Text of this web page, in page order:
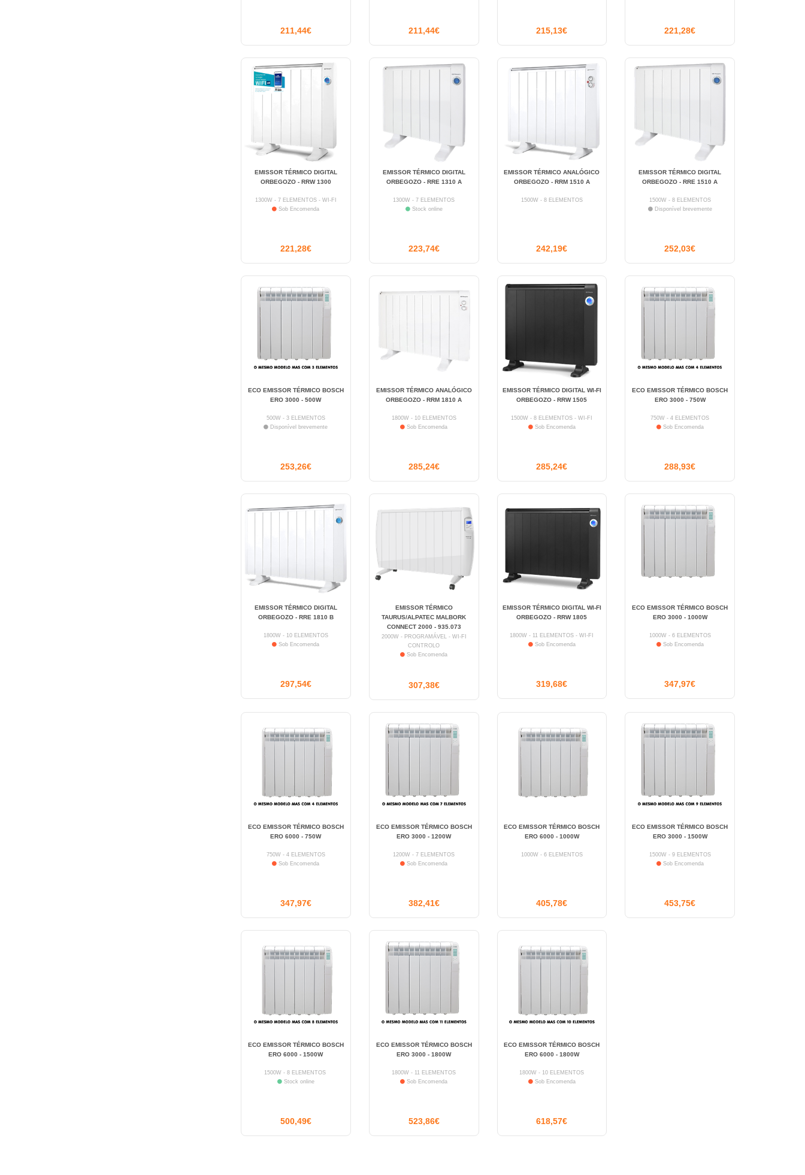
211,44€ 211,44€ 215,13€ 221,28€
EMISSOR TÉRMICO DIGITAL
ORBEGOZO - RRW 1300
1300W - 7 ELEMENTOS - WI-FI
Sob Encomenda
221,28€
EMISSOR TÉRMICO DIGITAL
ORBEGOZO - RRE 1310 A
1300W - 7 ELEMENTOS
Stock online
223,74€
EMISSOR TÉRMICO ANALÓGICO
ORBEGOZO - RRM 1510 A
1500W - 8 ELEMENTOS
242,19€
EMISSOR TÉRMICO DIGITAL
ORBEGOZO - RRE 1510 A
1500W - 8 ELEMENTOS
Disponível brevemente
252,03€
ECO EMISSOR TÉRMICO BOSCH
ERO 3000 - 500W
500W - 3 ELEMENTOS
Disponível brevemente
253,26€
EMISSOR TÉRMICO ANALÓGICO
ORBEGOZO - RRM 1810 A
1800W - 10 ELEMENTOS
Sob Encomenda
285,24€
EMISSOR TÉRMICO DIGITAL WI-FI
ORBEGOZO - RRW 1505
1500W - 8 ELEMENTOS - WI-FI
Sob Encomenda
285,24€
ECO EMISSOR TÉRMICO BOSCH
ERO 3000 - 750W
750W - 4 ELEMENTOS
Sob Encomenda
288,93€
EMISSOR TÉRMICO DIGITAL
ORBEGOZO - RRE 1810 B
1800W - 10 ELEMENTOS
Sob Encomenda
297,54€
EMISSOR TÉRMICO
TAURUS/ALPATEC MALBORK
CONNECT 2000 - 935.073
2000W - PROGRAMÁVEL - WI-FI
CONTROLO
Sob Encomenda
307,38€
EMISSOR TÉRMICO DIGITAL WI-FI
ORBEGOZO - RRW 1805
1800W - 11 ELEMENTOS - WI-FI
Sob Encomenda
319,68€
ECO EMISSOR TÉRMICO BOSCH
ERO 3000 - 1000W
1000W - 6 ELEMENTOS
Sob Encomenda
347,97€
ECO EMISSOR TÉRMICO BOSCH
ERO 6000 - 750W
750W - 4 ELEMENTOS
Sob Encomenda
347,97€
ECO EMISSOR TÉRMICO BOSCH
ERO 3000 - 1200W
1200W - 7 ELEMENTOS
Sob Encomenda
382,41€
ECO EMISSOR TÉRMICO BOSCH
ERO 6000 - 1000W
1000W - 6 ELEMENTOS
405,78€
ECO EMISSOR TÉRMICO BOSCH
ERO 3000 - 1500W
1500W - 9 ELEMENTOS
Sob Encomenda
453,75€
ECO EMISSOR TÉRMICO BOSCH
ERO 6000 - 1500W
1500W - 8 ELEMENTOS
Stock online
500,49€
ECO EMISSOR TÉRMICO BOSCH
ERO 3000 - 1800W
1800W - 11 ELEMENTOS
Sob Encomenda
523,86€
ECO EMISSOR TÉRMICO BOSCH
ERO 6000 - 1800W
1800W - 10 ELEMENTOS
Sob Encomenda
618,57€